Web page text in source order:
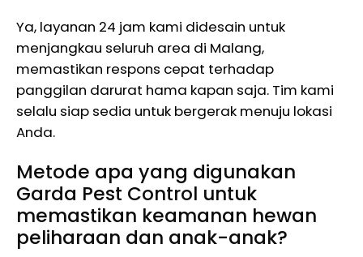
Ya, layanan 24 jam kami didesain untuk
menjangkau seluruh area di Malang,
memastikan respons cepat terhadap
panggilan darurat hama kapan saja. Tim kami
selalu siap sedia untuk bergerak menuju lokasi
Anda.
Metode apa yang digunakan
Garda Pest Control untuk
memastikan keamanan hewan
peliharaan dan anak-anak?